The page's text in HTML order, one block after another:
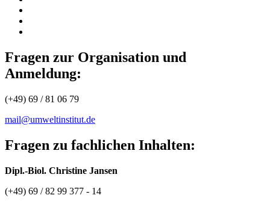
Fragen zur Organisation und
Anmeldung:
(+49) 69 / 81 06 79
mail@umweltinstitut.de
Fragen zu fachlichen Inhalten:
Dipl.-Biol. Christine Jansen
(+49) 69 / 82 99 377 - 14